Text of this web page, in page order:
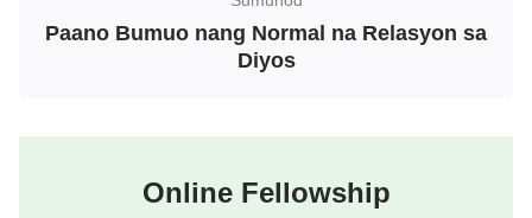
madalian: “O Diyos! Ipinagkakatiwala ko sa Inyong
mga kamay ang gawain ko ngayong araw, at
magulang. Ipinagkakatiwala ko ang lahat ng bagay
at protektahan Mo ako. Amen!” Tinatrato natin ang
Paano Bumuo nang Normal na Relasyon sa
Diyos
Online Fellowship